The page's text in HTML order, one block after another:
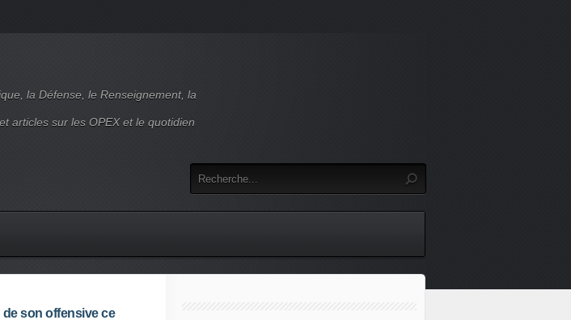
la Défense, le Renseignement, la
articles sur les OPEX et le quotidien
son offensive ce